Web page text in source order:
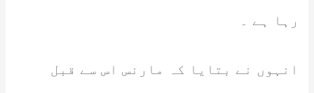
رہا ہے ۔
انہوں نے بتایا کہ مارنس اس سے قبل